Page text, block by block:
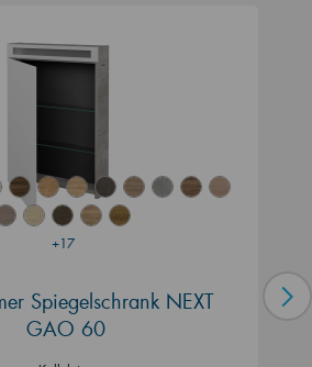
+17
Spiegelschrank NEXT
GAO 60